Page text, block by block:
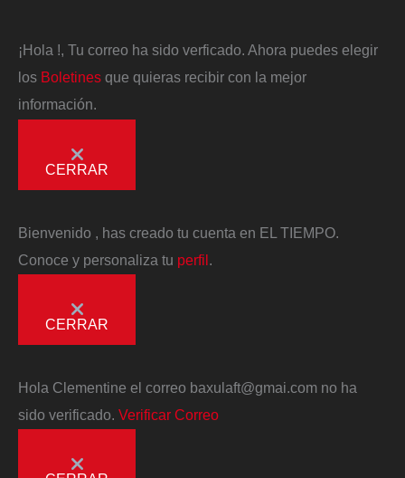
¡Hola !, Tu correo ha sido verficado. Ahora puedes elegir
los Boletines que quieras recibir con la mejor
información.
CERRAR
Bienvenido
, has creado tu cuenta en EL TIEMPO.
Conoce y personaliza tu perfil
CERRAR
Hola Clementine el correo baxulaft@gmai.com no ha
sido verificado. Verificar Correo